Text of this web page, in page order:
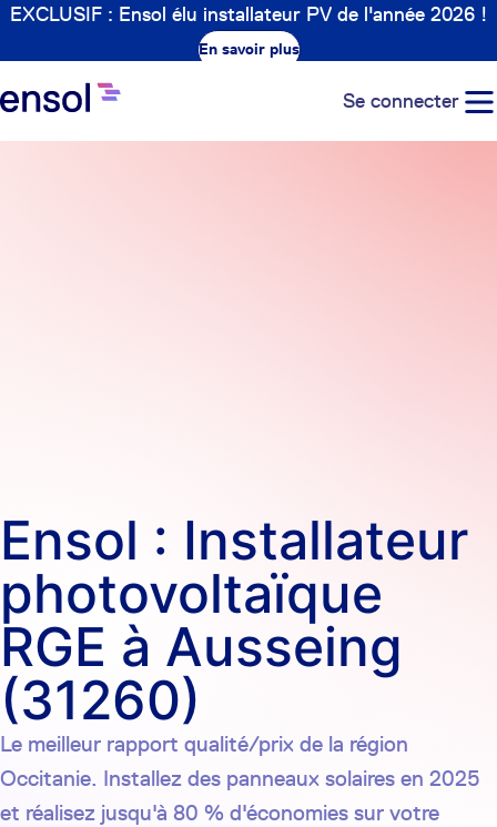
EXCLUSIF : Ensol élu installateur PV de l'année 2026 !
En savoir plus
Se connecter
Ensol : Installateur
photovoltaïque
RGE à Ausseing
(31260)
Le meilleur rapport qualité/prix de la région
Occitanie. Installez des panneaux solaires en 2025
et réalisez jusqu'à 80 % d'économies sur votre